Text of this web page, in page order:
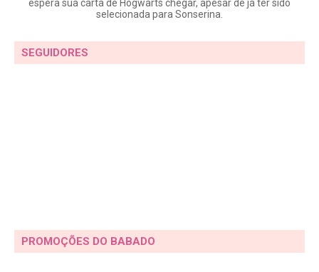
espera sua carta de Hogwarts chegar, apesar de já ter sido
selecionada para Sonserina.
SEGUIDORES
PROMOÇÕES DO BABADO